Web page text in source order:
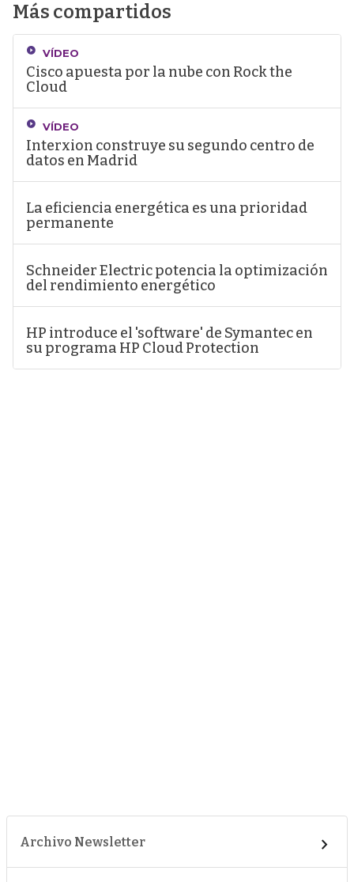
Más compartidos
VÍDEO
Cisco apuesta por la nube con Rock the
Cloud
VÍDEO
Interxion construye su segundo centro de
datos en Madrid
La eficiencia energética es una prioridad
permanente
Schneider Electric potencia la optimización
del rendimiento energético
HP introduce el 'software' de Symantec en
su programa HP Cloud Protection
Archivo Newsletter